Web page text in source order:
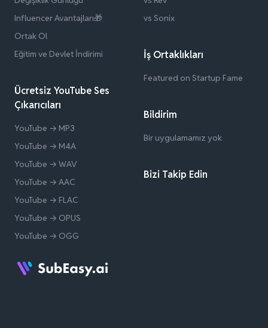
Influencer Avantajları🎁
Ortak Ol
Eğitim ve Devlet İndirimi
Ücretsiz YouTube Ses
Çıkarıcıları
YouTube → MP3
YouTube → M4A
YouTube → WAV
YouTube → AAC
YouTube → FLAC
YouTube → OPUS
YouTube → OGG
vs Sonix
İş Ortaklıkları
Featured on Startup Fame
Bildirim
Bir uygulamamız yok
Bizi Takip Edin